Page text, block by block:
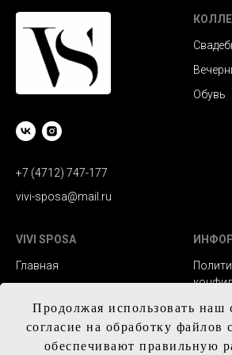
Продолжая использовать наш
согласие на обработку файлов
обеспечивают правильную
+7 (4712) 747-177
vivi-sposa@mail.ru
Обувь
VIVI SPOSA
Главная
Контакты
Заказ